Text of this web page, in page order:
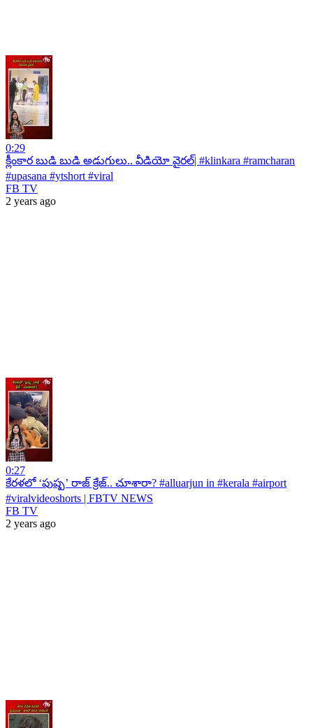
0:29
క్లీంకార బుడి బుడి అడుగులు.. వీడియో వైరల్| #klinkara #ramcharan
#upasana #ytshort #viral
FB TV
2 years ago
0:27
కేరళలో ‘పుష్ప’ రాజ్ క్రేజ్.. చూశారా? #alluarjun in #kerala #airport
#viralvideoshorts | FBTV NEWS
FB TV
2 years ago